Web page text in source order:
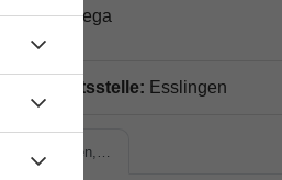
Nicolai Bega
Geschäftsstelle: Esslingen
Esslingen,…